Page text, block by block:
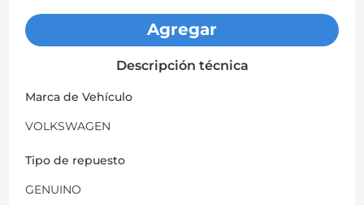
Agregar
Descripción técnica
Marca de Vehículo
VOLKSWAGEN
Tipo de repuesto
GENUINO